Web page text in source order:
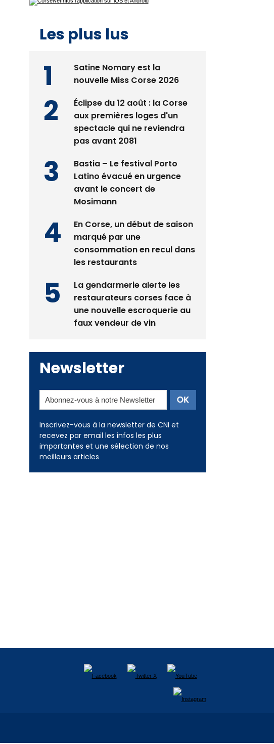
Les plus lus
Satine Nomary est la
nouvelle Miss Corse 2026
Éclipse du 12 août : la Corse
aux premières loges d'un
spectacle qui ne reviendra
pas avant 2081
Bastia – Le festival Porto
Latino évacué en urgence
avant le concert de
Mosimann
En Corse, un début de saison
marqué par une
consommation en recul dans
les restaurants
La gendarmerie alerte les
restaurateurs corses face à
une nouvelle escroquerie au
faux vendeur de vin
Newsletter
Inscrivez-vous à la newsletter de CNI et
recevez par email les infos les plus
importantes et une sélection de nos
meilleurs articles